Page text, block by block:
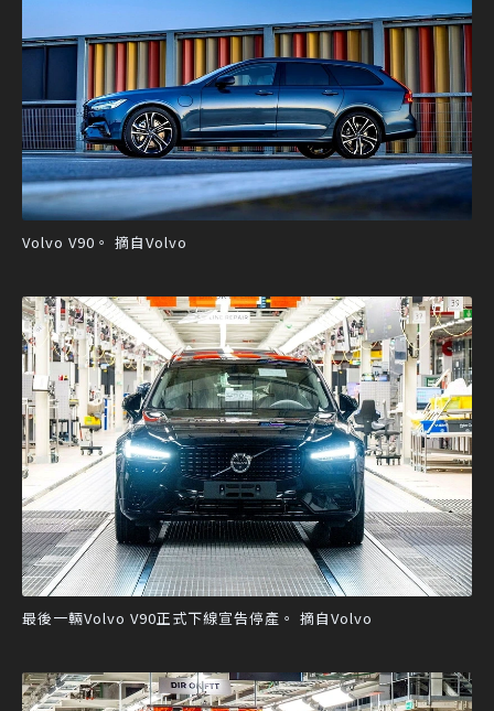
Volvo V90。 摘自Volvo
最後一輛Volvo V90正式下線宣告停產。 摘自Volvo